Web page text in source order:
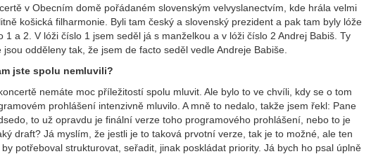
v Obecním domě pořádaném slovenským velvyslanectvím, kde hrála velmi
košická filharmonie. Byli tam český a slovenský prezident a pak tam byly lóže
1 a 2. V lóži číslo 1 jsem seděl já s manželkou a v lóži číslo 2 Andrej Babiš. Ty
jsou odděleny tak, že jsem de facto seděl vedle Andreje Babiše.
jste spolu nemluvili?
nemáte moc příležitostí spolu mluvit. Ale bylo to ve chvíli, kdy se o tom
prohlášení intenzivně mluvilo. A mně to nedalo, takže jsem řekl: Pane
to už opravdu je finální verze toho programového prohlášení, nebo to je
draft? Já myslím, že jestli je to taková prvotní verze, tak je to možné, ale ten
by potřeboval strukturovat, seřadit, jinak poskládat priority. Já bych ho psal úplně